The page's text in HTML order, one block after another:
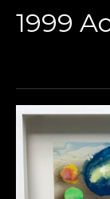
1999